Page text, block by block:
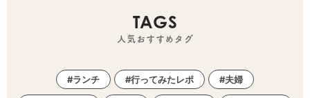
TAGS
人気おすすめタグ
ランチ 行ってみたレポ 夫婦